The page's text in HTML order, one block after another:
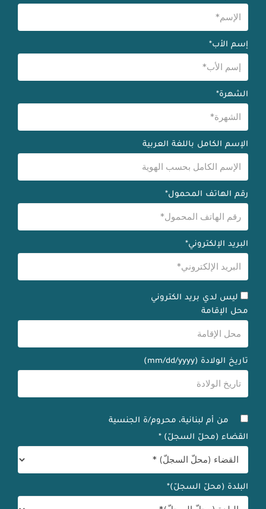
إسم الأب*
الإسم الكامل باللغة العربية
الشهرة*
البريد الإلكتروني*
ليس لدي بريد الكتروني
رقم الهاتف المحمول*
تاريخ الولادة (mm/dd/yyyy)
محل الإقامة
من أم لبنانية، محروم/ة الجنسية
البلدة (محلّ السجلّ)*
القضاء (محلّ السجلّ) *